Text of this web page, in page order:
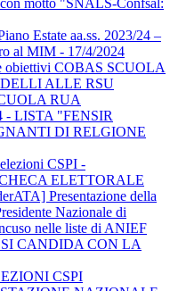
motto "SNALS-Confsal:
Estate aa.ss. 2023/24 –
al MIM - 17/4/2024
obiettivi COBAS SCUOLA
ALLE RSU
RUA
- LISTA "FENSIR
DI RELGIONE
CSPI -
ELETTORALE
Presentazione della
Nazionale di
nelle liste di ANIEF
CANDIDA CON LA
CSPI